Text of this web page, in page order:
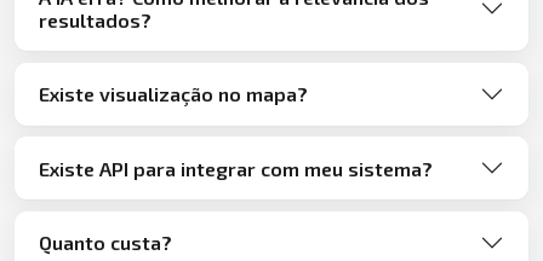
resultados?
Existe visualização no mapa?
Existe API para integrar com meu sistema?
Quanto custa?